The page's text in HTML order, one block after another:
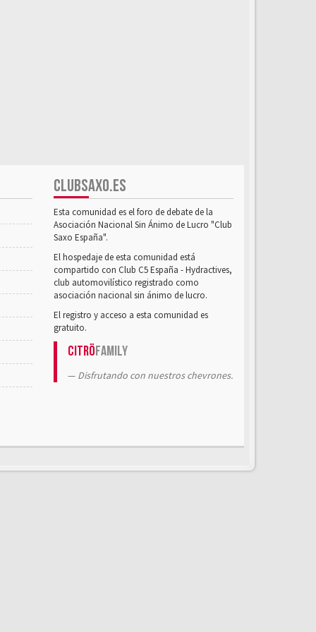
CLUBSAXO.ES
Esta comunidad es el foro de debate de la
Asociación Nacional Sin Ánimo de Lucro "Club
Saxo España".
El hospedaje de esta comunidad está
compartido con Club C5 España - Hydractives,
club automovilístico registrado como
asociación nacional sin ánimo de lucro.
El registro y acceso a esta comunidad es
gratuito.
CitröFamily
Disfrutando con nuestros chevrones.